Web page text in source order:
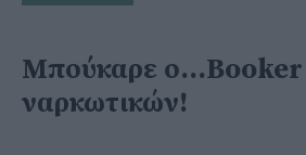
Μπούκαρε ο...Booker
ναρκωτικών!